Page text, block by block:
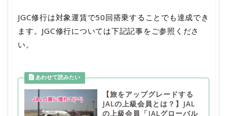
JGC修行は対象運賃で50回搭乗することでも達成でき
ます。JGC修行については下記記事をご参照くださ
い。
【旅をアップグレードする
JALの上級会員とは？】JAL
の上級会員「JALグローバル